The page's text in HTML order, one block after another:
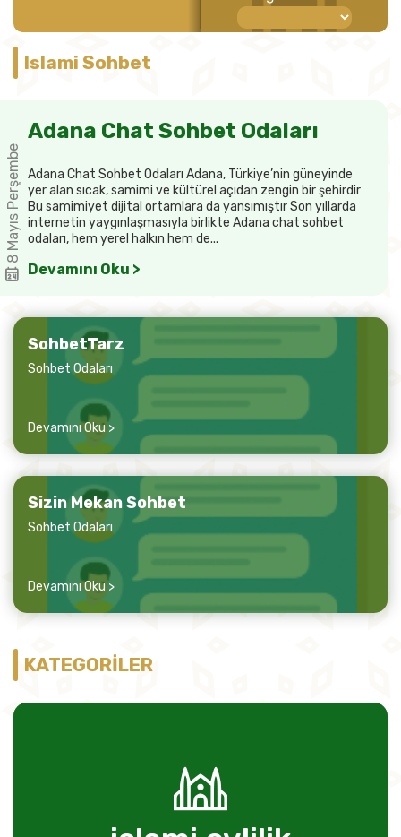
Islami Sohbet
8 Mayıs Perşembe
Adana Chat Sohbet Odaları
Adana Chat Sohbet Odaları Adana, Türkiye’nin güneyinde
yer alan sıcak, samimi ve kültürel açıdan zengin bir şehirdir
Bu samimiyet dijital ortamlara da yansımıştır Son yıllarda
internetin yaygınlaşmasıyla birlikte Adana chat sohbet
odaları, hem yerel halkın hem de...
Devamını Oku >
SohbetTarz
Sohbet Odaları
Devamını Oku >
Sizin Mekan Sohbet
Sohbet Odaları
Devamını Oku >
KATEGORİLER